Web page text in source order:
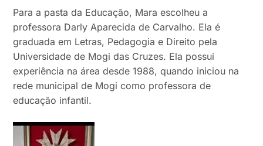
Para a pasta da Educação, Mara escolheu a
professora Darly Aparecida de Carvalho. Ela é
graduada em Letras, Pedagogia e Direito pela
Universidade de Mogi das Cruzes. Ela possui
experiência na área desde 1988, quando iniciou na
rede municipal de Mogi como professora de
educação infantil.